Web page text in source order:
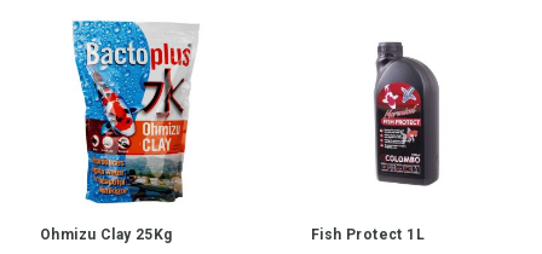
Ohmizu Clay 25Kg Fish Protect 1L